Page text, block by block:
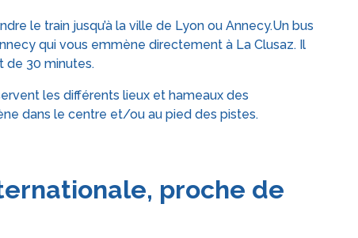
le train jusqu’à la ville de Lyon ou Annecy.Un bus
qui vous emmène directement à La Clusaz. Il
de 30 minutes.
les différents lieux et hameaux des
dans le centre et/ou au pied des pistes.
proche de